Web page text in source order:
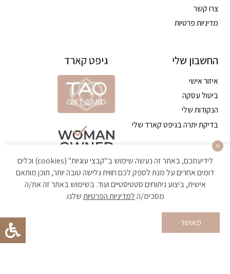
צרו קשר
מדיניות פרטיות
החשבון שלי
איזור אישי
ביטול עסקה
הנקודות שלי
בדיקת יתרה בגיפט קארד שלי
גיפט קארד
הקניה באתר מאובטחת ועומדת בתקן האבטחה הגבוה ביותר
לידיעתכם, באתר זה נעשה שימוש ב"קבצי עוגיות" (cookies) וכלים
דומים אחרים על מנת לספק לכם חווית גלישה טובה יותר, תוכן מותאם
אישית, ביצוע ניתוחים סטטיסטיים ועוד. בשימוש באתר זה את/ה
מסכימ/הלמדיניות הפרטיותשלנו.
מאושר